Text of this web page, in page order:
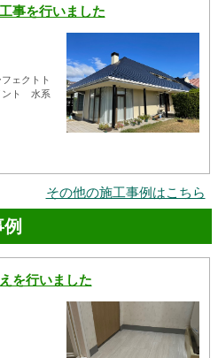
事を行いました
ェクトト
ト 水系
その他の施工事例はこちら
を行いました